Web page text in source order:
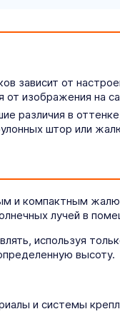
зависит от
от изображения на
различия в
штор или
и компактным
лучей в
используя
высоту.
и системы